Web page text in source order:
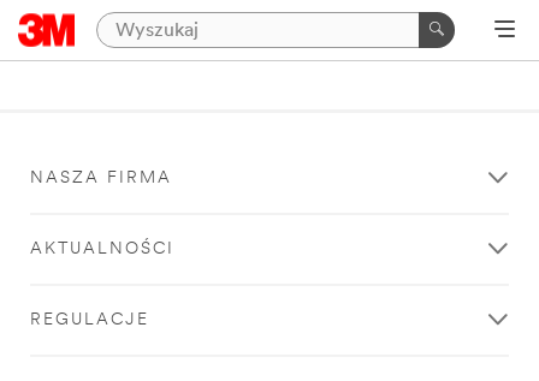
NASZA FIRMA
AKTUALNOŚCI
REGULACJE